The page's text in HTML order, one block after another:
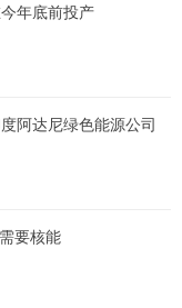
年底前投产
阿达尼绿色能源公司
要核能